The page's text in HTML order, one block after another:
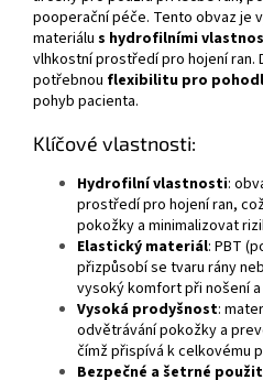
pooperační péče. Tento obvaz je
materiálu s hydrofilními
vlhkostní prostředí pro hojení
potřebnou flexibilitu pro
pohyb pacienta.
Klíčové vlastnosti:
Hydrofilní vlastnosti:
prostředí pro hojení ran,
pokožky a minimalizovat
Elastický materiál: PBT
přizpůsobí se tvaru rány
vysoký komfort při nošení
Vysoká prodyšnost:
odvětrávání pokožky a
čímž přispívá k celkovému
Bezpečné a šetrné